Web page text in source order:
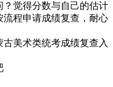
？觉得分数与自己的估计
程申请成绩复查，耐心
古美术类统考成绩复查入